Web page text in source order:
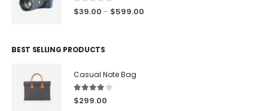
0 out of 5
$39.00 – $599.00
BEST SELLING PRODUCTS
Casual Note Bag
4.00out of 5
$299.00